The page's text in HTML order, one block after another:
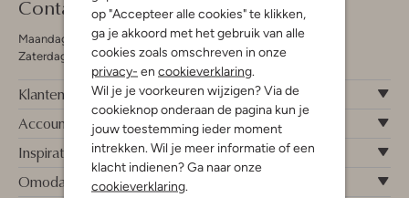
op "Accepteer alle cookies" te klikken,
ga je akkoord met het gebruik van alle
cookies zoals omschreven in onze
privacy- en cookieverklaring.
Wil je je voorkeuren wijzigen? Via de
cookieknop onderaan de pagina kun je
jouw toestemming ieder moment
intrekken. Wil je meer informatie of een
klacht indienen? Ga naar onze
cookieverklaring.
Contact
Maandag - Vrijdag 09:00 - 19:00 uur
Zaterdag 09:00 - 17:00 uur
Klantenservice
Account
Inspiratie
Omoda